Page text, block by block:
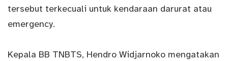
tersebut terkecuali untuk kendaraan darurat atau
emergency.
Kepala BB TNBTS, Hendro Widjarnoko mengatakan